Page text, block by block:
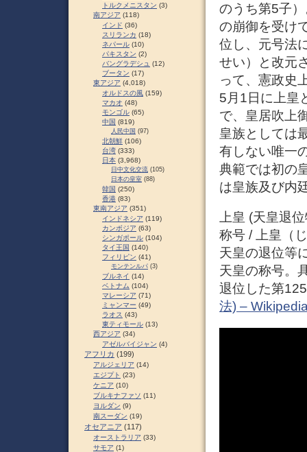
のうち第5子
の崩御を受け
位し、元号法
せい）と改元
って、憲政史
5月1日に上皇
で、皇居吹上
皇族としては
有しない唯一
典範では初の
は皇族及び内
上皇 (天皇退
称号 / 上皇（
天皇の退位等
天皇の称号。
退位した第
法) –
トルクメニスタン (3)
南アジア (118)
インド (36)
スリランカ (18)
ネパール (10)
パキスタン (2)
バングラデシュ (12)
ブータン (17)
東アジア (4,018)
オルドスの風 (159)
マカオ (48)
モンゴル (65)
中国 (819)
人民中国 (97)
北朝鮮 (106)
台湾 (333)
日本 (3,968)
日中文化交流 (105)
日本の皇室 (88)
韓国 (250)
香港 (83)
東南アジア (351)
インドネシア (119)
カンボジア (63)
シンガポール (104)
タイ王国 (140)
フィリピン (41)
モンテンルパ (3)
ブルネイ (14)
ベトナム (104)
マレーシア (71)
ミャンマー (49)
ラオス (43)
東ティモール (13)
西アジア (34)
アゼルバイジャン (4)
アフリカ (199)
アルジェリア (14)
エジプト (23)
ケニア (10)
ブルキナファソ (11)
ヨルダン (9)
南スーダン (19)
オセアニア (117)
オーストラリア (33)
サモア (1)